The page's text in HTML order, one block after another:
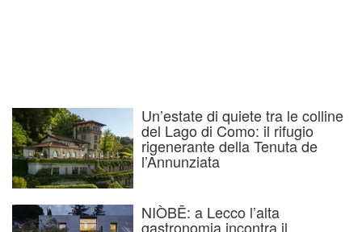
Un’estate di quiete tra le colline
del Lago di Como: il rifugio
rigenerante della Tenuta de
l’Annunziata
NIÒBĒ: a Lecco l’alta
gastronomia incontra il